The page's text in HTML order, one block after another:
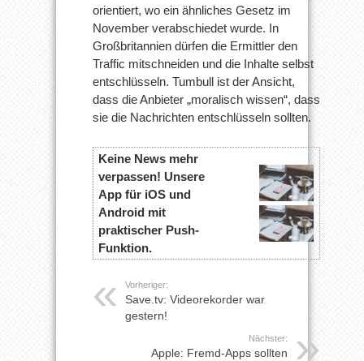
orientiert, wo ein ähnliches Gesetz im
November verabschiedet wurde. In
Großbritannien dürfen die Ermittler den
Traffic mitschneiden und die Inhalte selbst
entschlüsseln. Tumbull ist der Ansicht,
dass die Anbieter „moralisch wissen“, dass
sie die Nachrichten entschlüsseln sollten.
Keine News mehr
verpassen! Unsere
App für iOS und
Android mit
praktischer Push-
Funktion.
Vorheriger:
Save.tv: Videorekorder war
gestern!
Nächster:
Apple: Fremd-Apps sollten